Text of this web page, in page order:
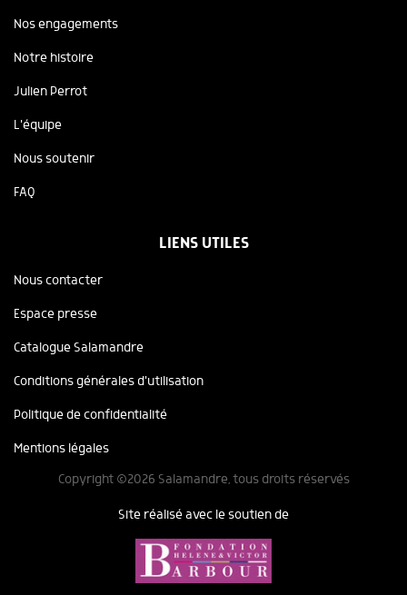
Nos engagements
Notre histoire
Julien Perrot
L'équipe
Nous soutenir
FAQ
LIENS UTILES
Nous contacter
Espace presse
Catalogue Salamandre
Conditions générales d'utilisation
Politique de confidentialité
Mentions légales
Copyright ©2026 Salamandre, tous droits réservés
Site réalisé avec le soutien de